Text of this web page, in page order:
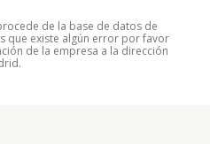
de la base de datos de
que existe algún error por favor
de la empresa a la dirección